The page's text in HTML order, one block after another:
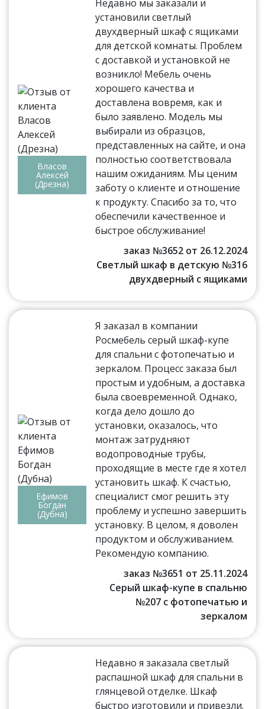
Власов
Алексей
(Дрезна)
Недавно мы заказали и
установили светлый
двухдверный шкаф с ящиками
для детской комнаты. Проблем
с доставкой и установкой не
возникло! Мебель очень
хорошего качества и
доставлена вовремя, как и
было заявлено. Модель мы
выбирали из образцов,
представленных на сайте, и она
полностью соответствовала
нашим ожиданиям. Мы ценим
заботу о клиенте и отношение
к продукту. Спасибо за то, что
обеспечили качественное и
быстрое обслуживание!
заказ №3652 от 26.12.2024
Светлый шкаф в детскую №316
двухдверный с ящиками
Ефимов
Богдан
(Дубна)
Я заказал в компании
Росмебель серый шкаф-купе
для спальни с фотопечатью и
зеркалом. Процесс заказа был
простым и удобным, а доставка
была своевременной. Однако,
когда дело дошло до
установки, оказалось, что
монтаж затрудняют
водопроводные трубы,
проходящие в месте где я хотел
установить шкаф. К счастью,
специалист смог решить эту
проблему и успешно завершить
установку. В целом, я доволен
продуктом и обслуживанием.
Рекомендую компанию.
заказ №3651 от 25.11.2024
Серый шкаф-купе в спальню
№207 с фотопечатью и
зеркалом
Недавно я заказала светлый
распашной шкаф для спальни в
глянцевой отделке. Шкаф
быстро изготовили и привезли.